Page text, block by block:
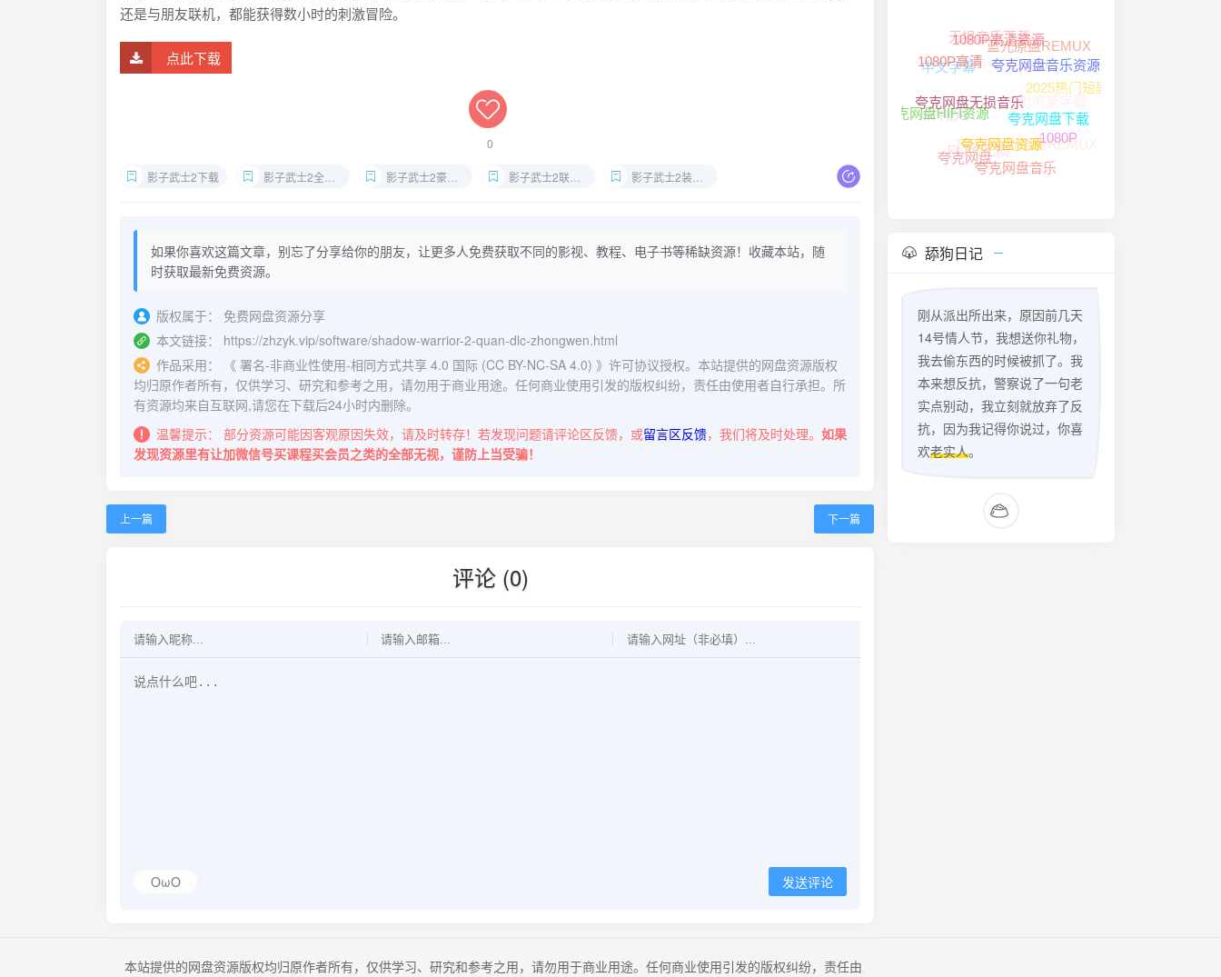
还是与朋友联机，都能获得数小时的刺激冒险。
点此下载
0
影子武士2下载 影子武士2全DLC 影子武士2豪华中文版 影子武士2联机攻略 影子武士2装备系统
如果你喜欢这篇文章，别忘了分享给你的朋友，让更多人免费获取不同的影视、教程、电子书等稀缺资源！收藏本站，随
时获取最新免费资源。
版权属于：
免费网盘资源分享
本文链接：
https://zhzyk.vip/software/shadow-warrior-2-quan-dlc-zhongwen.html
作品采用：
《 署名-非商业性使用-相同方式共享 4.0 国际 (CC BY-NC-SA 4.0) 》许可协议授权。本站提供的网盘资源版权
均归原作者所有，仅供学习、研究和参考之用，请勿用于商业用途。任何商业使用引发的版权纠纷，责任由使用者自行承担。所
有资源均来自互联网,请您在下载后24小时内删除。
温馨提示：
部分资源可能因客观原因失效，请及时转存！若发现问题请评论区反馈，或留言区反馈，我们将及时处理。 如果
发现资源里有让加微信号买课程买会员之类的全部无视，谨防上当受骗！
上一篇 下一篇
评论 (0)
OωO 发送评论
夸克网盘无损音乐
夸克网盘资源
夸克网盘下载
夸克网盘音乐资源
1080P高清资源
1080P高清
夸克网盘HIFI资源
夸克网盘夸克网盘音乐
1080P
2025热门短剧
蓝光原盘REMUX
无损音乐下载
中文字幕
4K HDR
FLAC无损
1080P蓝光原盘REMUX
内封简繁字幕
杜比全景声
夸克网盘无损音源
舔狗日记
刚从派出所出来，原因前几天
14号情人节，我想送你礼物，
我去偷东西的时候被抓了。我
本来想反抗，警察说了一句老
实点别动，我立刻就放弃了反
抗，因为我记得你说过，你喜
欢老实人。
本站提供的网盘资源版权均归原作者所有，仅供学习、研究和参考之用，请勿用于商业用途。任何商业使用引发的版权纠纷，责任由